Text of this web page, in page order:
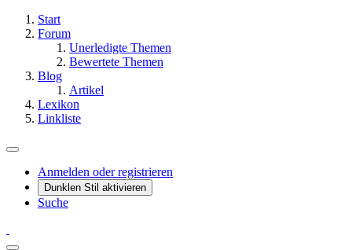
Start
Forum
Unerledigte Themen
Bewertete Themen
Blog
Artikel
Lexikon
Linkliste
Anmelden oder registrieren
Dunklen Stil aktivieren
Suche